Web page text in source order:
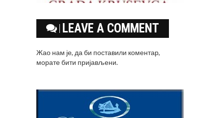
LEAVE A COMMENT
Жао нам је, да би поставили коментар,
моратебити пријављени.